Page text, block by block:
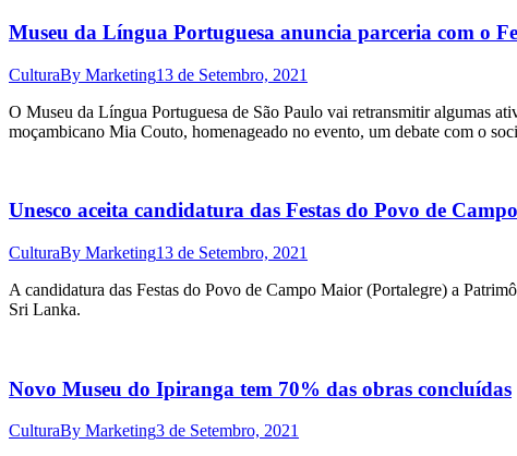
Museu da Língua Portuguesa anuncia parceria com o
CulturaBy Marketing13 de Setembro, 2021
O Museu da Língua Portuguesa de São Paulo vai retransmitir algumas
moçambicano Mia Couto, homenageado no evento, um debate com o
Unesco aceita candidatura das Festas do Povo de
CulturaBy Marketing13 de Setembro, 2021
A candidatura das Festas do Povo de Campo Maior (Portalegre) a
Sri Lanka.
Novo Museu do Ipiranga tem 70% das obras concluídas
CulturaBy Marketing3 de Setembro, 2021